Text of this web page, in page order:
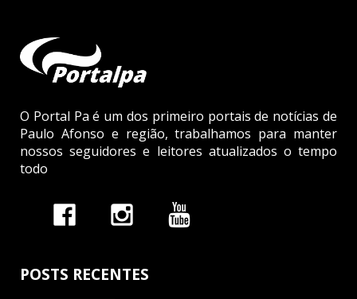
O Portal Pa é um dos primeiro portais de notícias de
Paulo Afonso e região, trabalhamos para manter
nossos seguidores e leitores atualizados o tempo
todo
POSTS RECENTES